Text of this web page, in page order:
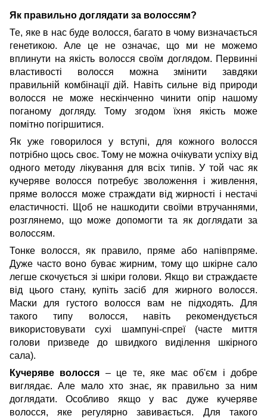
Як правильно доглядати за волоссям?
Те, яке в нас буде волосся, багато в чому визначається
генетикою. Але це не означає, що ми не можемо
вплинути на якість волосся своїм доглядом. Первинні
властивості волосся можна змінити завдяки
правильній комбінації дій. Навіть сильне від природи
волосся не може нескінченно чинити опір нашому
поганому догляду. Тому згодом їхня якість може
помітно погіршитися.
Як уже говорилося у вступі, для кожного волосся
потрібно щось своє. Тому не можна очікувати успіху від
одного методу лікування для всіх типів. У той час як
кучеряве волосся потребує зволоження і живлення,
пряме волосся може страждати від жирності і нестачі
еластичності. Щоб не нашкодити своїми втручаннями,
розглянемо, що може допомогти та як доглядати за
волоссям.
Тонке волосся, як правило, пряме або напівпряме.
Дуже часто воно буває жирним, тому що шкірне сало
легше скочується зі шкіри голови. Якщо ви страждаєте
від цього стану, купіть засіб для жирного волосся.
Маски для густого волосся вам не підходять. Для
такого типу волосся, навіть рекомендується
використовувати сухі шампуні-спреї (часте миття
голови призведе до швидкого виділення шкірного
сала).
Кучеряве волосся – це те, яке має об'єм і добре
виглядає. Але мало хто знає, як правильно за ним
доглядати. Особливо якщо у вас дуже кучеряве
волосся, яке регулярно завивається. Для такого